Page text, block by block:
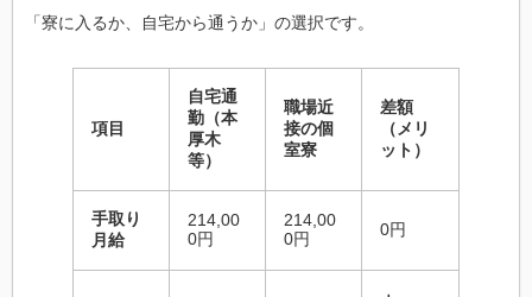
「寮に入るか、自宅から通うか」の選択です。
項目
自宅通
勤（本
厚木
等）
職場近
接の個
室寮
差額
（メリ
ット）
手取り
月給
214,00
0円
214,00
0円
0円